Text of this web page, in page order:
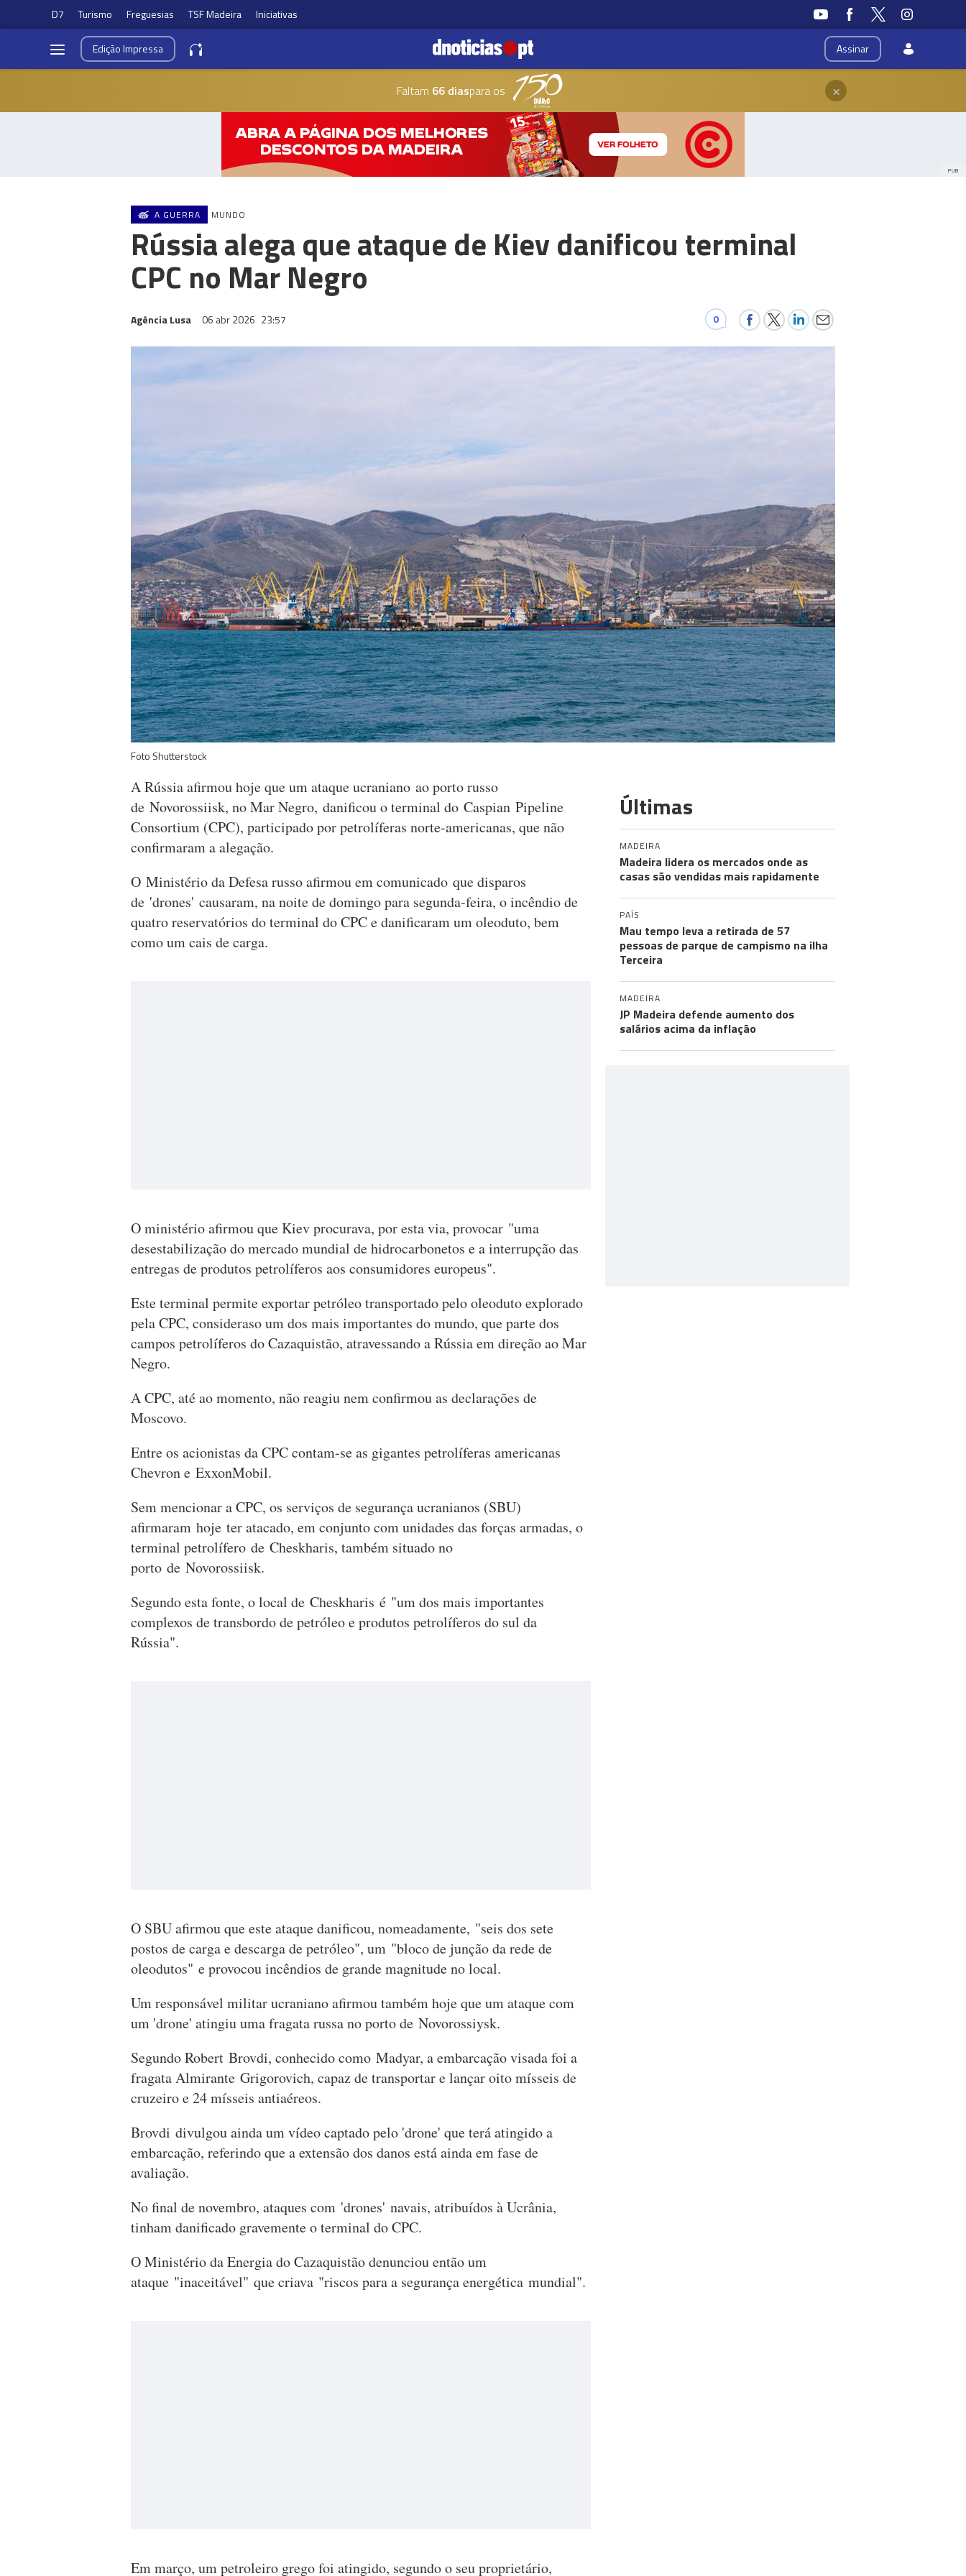
D7 Turismo Freguesias TSF Madeira Iniciativas
Assinar
EdiçãoImpressa
Faltam 66 diaspara os ×
PUB
A GUERRA MUNDO
Rússia alega que ataque de Kiev danificou terminal
CPC no Mar Negro
Agência Lusa 06 abr 2026 23:57 0
Foto Shutterstock
A Rússia afirmou hoje que um ataque ucraniano ao porto russo
de Novorossiisk, no Mar Negro, danificou o terminal do Caspian Pipeline
Consortium (CPC), participado por petrolíferas norte-americanas, que não
confirmaram a alegação.
O Ministério da Defesa russo afirmou em comunicado que disparos
de 'drones' causaram, na noite de domingo para segunda-feira, o incêndio de
quatro reservatórios do terminal do CPC e danificaram um oleoduto, bem
como um cais de carga.
O ministério afirmou que Kiev procurava, por esta via, provocar "uma
desestabilização do mercado mundial de hidrocarbonetos e a interrupção das
entregas de produtos petrolíferos aos consumidores europeus".
Este terminal permite exportar petróleo transportado pelo oleoduto explorado
pela CPC, consideraso um dos mais importantes do mundo, que parte dos
campos petrolíferos do Cazaquistão, atravessando a Rússia em direção ao Mar
Negro.
A CPC, até ao momento, não reagiu nem confirmou as declarações de
Moscovo.
Entre os acionistas da CPC contam-se as gigantes petrolíferas americanas
Chevron e ExxonMobil.
Sem mencionar a CPC, os serviços de segurança ucranianos (SBU)
afirmaram hoje ter atacado, em conjunto com unidades das forças armadas, o
terminal petrolífero de Cheskharis, também situado no
porto de Novorossiisk.
Segundo esta fonte, o local de Cheskharis é "um dos mais importantes
complexos de transbordo de petróleo e produtos petrolíferos do sul da
Rússia".
O SBU afirmou que este ataque danificou, nomeadamente, "seis dos sete
postos de carga e descarga de petróleo", um "bloco de junção da rede de
oleodutos" e provocou incêndios de grande magnitude no local.
Um responsável militar ucraniano afirmou também hoje que um ataque com
um 'drone' atingiu uma fragata russa no porto de Novorossiysk.
Segundo Robert Brovdi, conhecido como Madyar, a embarcação visada foi a
fragata Almirante Grigorovich, capaz de transportar e lançar oito mísseis de
cruzeiro e 24 mísseis antiaéreos.
Brovdi divulgou ainda um vídeo captado pelo 'drone' que terá atingido a
embarcação, referindo que a extensão dos danos está ainda em fase de
avaliação.
No final de novembro, ataques com 'drones' navais, atribuídos à Ucrânia,
tinham danificado gravemente o terminal do CPC.
O Ministério da Energia do Cazaquistão denunciou então um
ataque "inaceitável" que criava "riscos para a segurança energética mundial".
Em março, um petroleiro grego foi atingido, segundo o seu proprietário,
Últimas
MADEIRA
Madeira lidera os mercados onde as
casas são vendidas mais rapidamente
PAÍS
Mau tempo leva a retirada de 57
pessoas de parque de campismo na ilha
Terceira
MADEIRA
JP Madeira defende aumento dos
salários acima da inflação